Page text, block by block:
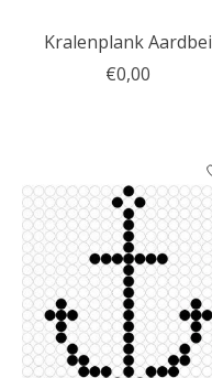
Kralenplank Aardbei
€0,00